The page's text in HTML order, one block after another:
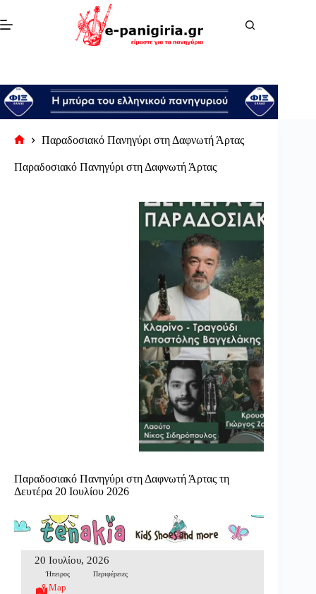
στο
περιεχόμενο
σελίδα
Παραδοσιακό Πανηγύρι στη Δαφνωτή Άρτας
Παραδοσιακό Πανηγύρι στη Δαφνωτή Άρτας
Παραδοσιακό Πανηγύρι στη Δαφνωτή Άρτας τη
Δευτέρα 20 Ιουλίου 2026
20 Ιουλίου, 2026
Ήπειρος Περιφέρειες
Map